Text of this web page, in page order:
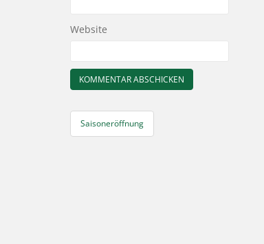
Website
Beitragsnavigation
Saisoneröffnung